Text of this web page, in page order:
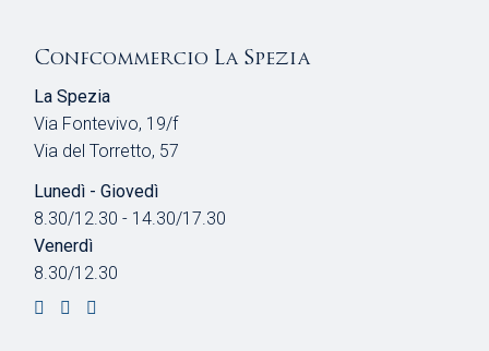
Confcommercio La Spezia
La Spezia
Via Fontevivo, 19/f
Via del Torretto, 57
Lunedì - Giovedì
8.30/12.30 - 14.30/17.30
Venerdì
8.30/12.30